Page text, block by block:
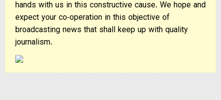
hands with us in this constructive cause. We hope and
expect your co-operation in this objective of
broadcasting news that shall keep up with quality
journalism.